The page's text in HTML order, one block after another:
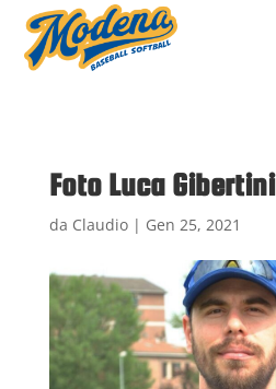
Foto Luca Gibertini
da Claudio| Gen 25, 2021